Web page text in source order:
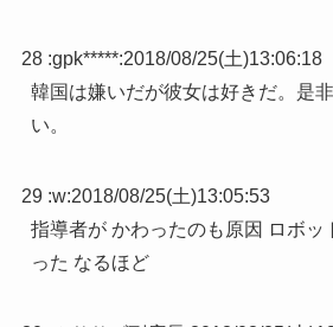
28 :gpk*****:2018/08/25(土)13:06:18
韓国は嫌いだが彼女は好きだ。是
い。
29 :w:2018/08/25(土)13:05:53
指導者が かわったのも原因 ロボッ
った なるほど